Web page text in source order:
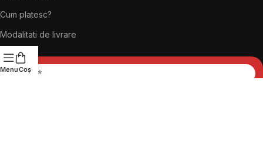
Cum platesc?
Modalitati de livrare
MenuCoș